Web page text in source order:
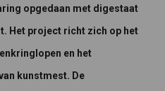
opgedaan met digestaat
Het project richt zich op het
en het
kunstmest. De